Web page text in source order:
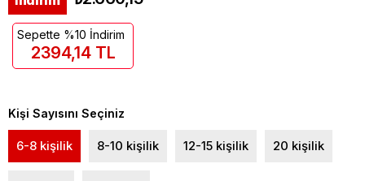
Kişi Sayısını Seçiniz
6-8 kişilik 8-10 kişilik 12-15 kişilik 20 kişilik
Sepette %10 İndirim
2394,14 TL